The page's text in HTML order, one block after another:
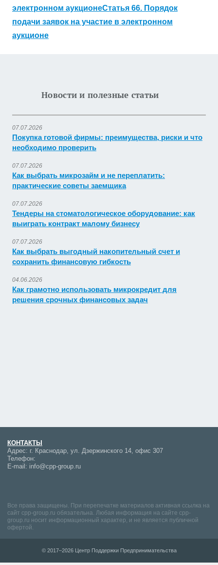
электронном аукционеСтатья 66. Порядок
подачи заявок на участие в электронном
аукционе
Новости и полезные статьи
07.07.2026
Покупка готовой фирмы: преимущества, риски и что
необходимо проверить
07.07.2026
Как выбрать микрозайм и не переплатить:
практические советы заемщика
07.07.2026
Тендеры на стоматологическое оборудование: как
выиграть контракт малому бизнесу
07.07.2026
Как выбрать выгодный накопительный счет и
сохранить финансовую гибкость
04.06.2026
Как грамотно использовать микрокредит для
решения срочных финансовых задач
КОНТАКТЫ
Адрес: г. Краснодар, ул. Дзержинского 14, офис 307
Телефон:
E-mail: info@cpp-group.ru
Все права защищены. При перепечатке материалов активная ссылка на
сайт cpp-group.ru обязательна. Любая информация на сайте cpp-
group.ru носит информационный характер, и не является публичной
офертой.
© 2017–2026 Центр Поддержки Предпринимательства